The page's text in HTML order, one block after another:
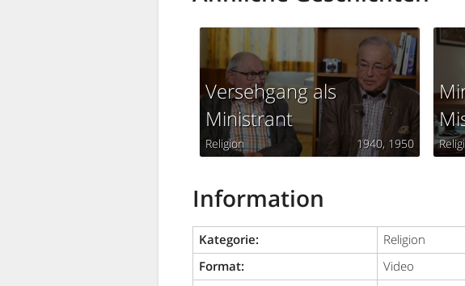
Versehgang als
Ministrant
Religion 1940 1950
Information
Kategorie:
Religion
Format:
Video